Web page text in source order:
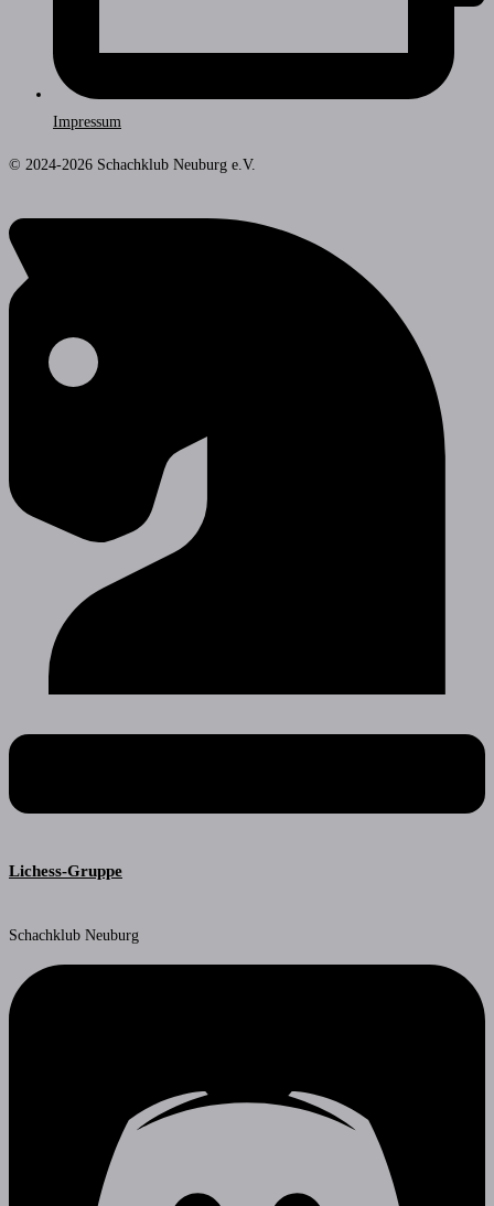
Impressum
© 2024-2026 Schachklub Neuburg e.V.
Lichess-Gruppe
Schachklub Neuburg